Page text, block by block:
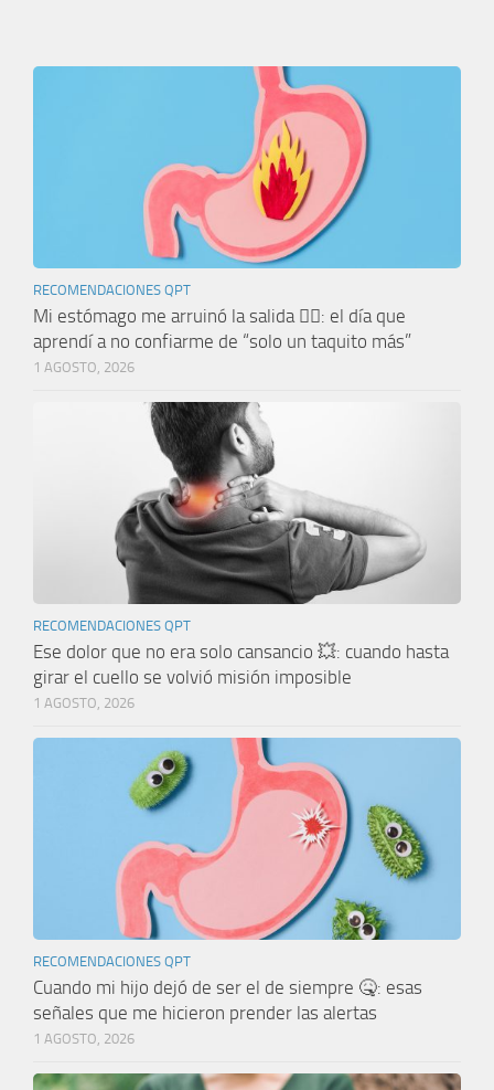
RECOMENDACIONES QPT
Mi estómago me arruinó la salida 🤦‍♀️: el día que
aprendí a no confiarme de “solo un taquito más”
1 AGOSTO, 2026
RECOMENDACIONES QPT
Ese dolor que no era solo cansancio 💥: cuando hasta
girar el cuello se volvió misión imposible
1 AGOSTO, 2026
RECOMENDACIONES QPT
Cuando mi hijo dejó de ser el de siempre 🤒: esas
señales que me hicieron prender las alertas
1 AGOSTO, 2026